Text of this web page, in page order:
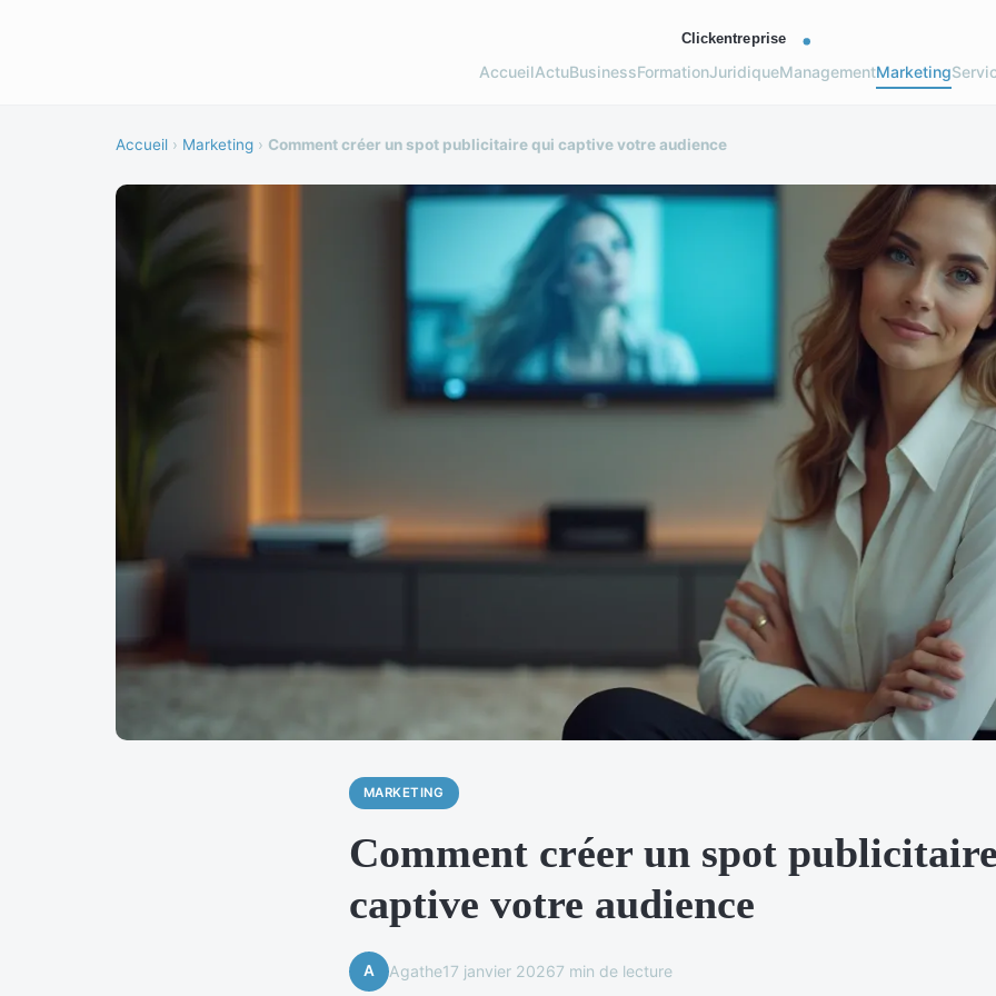
AccueilActuBusinessFormationJuridiqueManagementMarketing
Accueil › Marketing › Comment créer un spot publicitaire qui captive votre audience
MARKETING
Comment créer un spot
captive votre audience
A Agathe17 janvier 20267 min de lecture